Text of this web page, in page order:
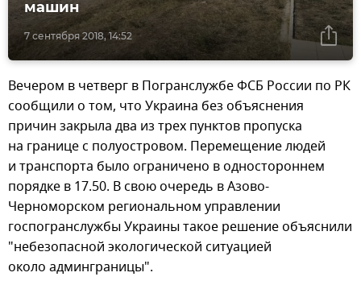
7 сентября 2018, 14:52
машин
Вечером в четверг в Погранслужбе ФСБ России по РК
сообщили о том, что Украина без объяснения
причин закрыла два из трех пунктов пропуска
на границе с полуостровом. Перемещение людей
и транспорта было ограничено в одностороннем
порядке в 17.50. В свою очередь в Азово-
Черноморском региональном управлении
госпогранслужбы Украины такое решение объяснили
"небезопасной экологической ситуацией
около админграницы".